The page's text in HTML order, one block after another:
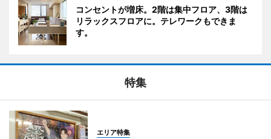
コンセントが増床。2階は集中フロア、3階は
リラックスフロアに。テレワークもできま
す。
特集
エリア特集